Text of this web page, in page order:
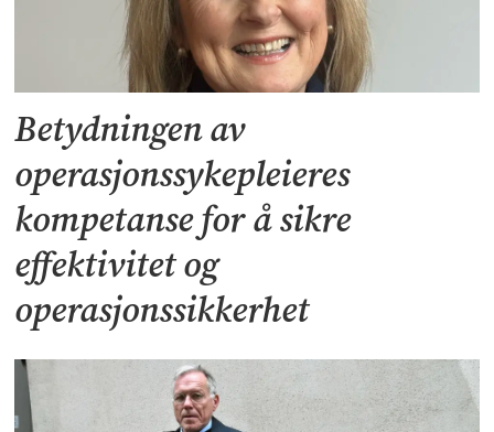
Betydningen av
operasjonssykepleieres
kompetanse for å sikre
effektivitet og
operasjonssikkerhet